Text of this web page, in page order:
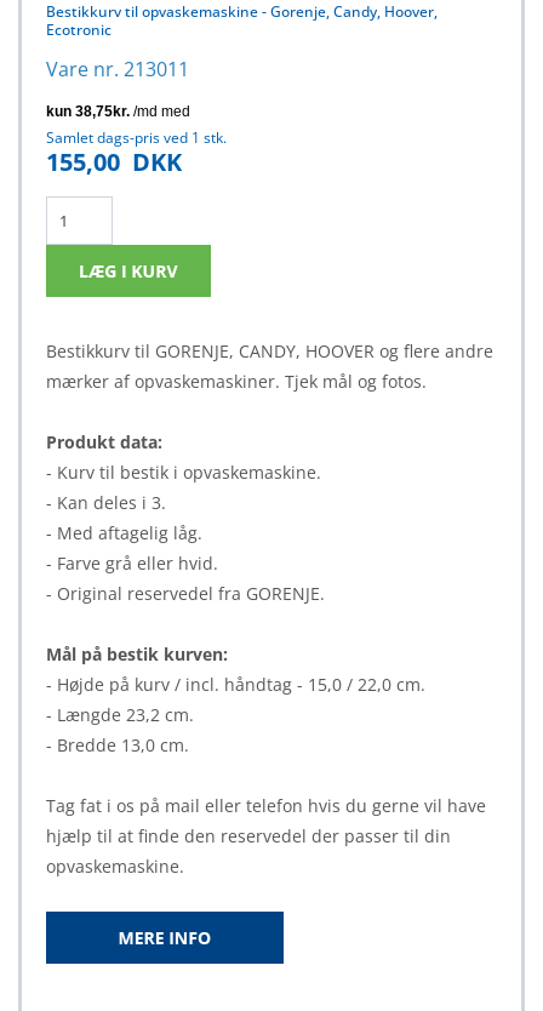
Bestikkurv til opvaskemaskine - Gorenje, Candy, Hoover,
Ecotronic
Vare nr. 213011
Samlet dags-pris ved 1 stk.
155,00 DKK
Bestikkurv til GORENJE, CANDY, HOOVER og flere andre
mærker af opvaskemaskiner. Tjek mål og fotos.
Produkt data:
- Kurv til bestik i opvaskemaskine.
- Kan deles i 3.
- Med aftagelig låg.
- Farve grå eller hvid.
- Original reservedel fra GORENJE.
Mål på bestik kurven:
- Højde på kurv / incl. håndtag - 15,0 / 22,0 cm.
- Længde 23,2 cm.
- Bredde 13,0 cm.
Tag fat i os på mail eller telefon hvis du gerne vil have
hjælp til at finde den reservedel der passer til din
opvaskemaskine.